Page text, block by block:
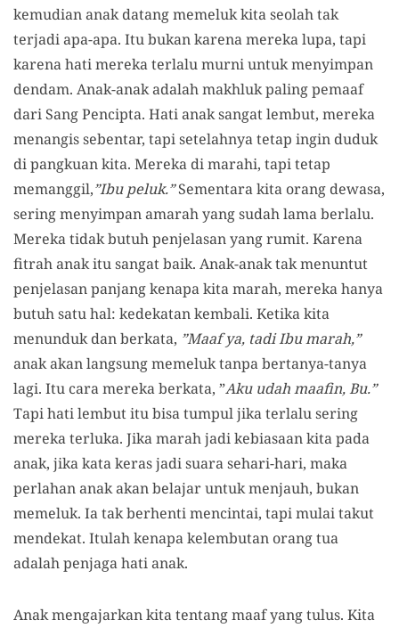
kemudian anak datang memeluk kita seolah tak
terjadi apa-apa. Itu bukan karena mereka lupa, tapi
karena hati mereka terlalu murni untuk menyimpan
dendam. Anak-anak adalah makhluk paling pemaaf
dari Sang Pencipta. Hati anak sangat lembut, mereka
menangis sebentar, tapi setelahnya tetap ingin duduk
di pangkuan kita. Mereka di marahi, tapi tetap
memanggil,”Ibu peluk.”Sementara kita orang dewasa,
sering menyimpan amarah yang sudah lama berlalu.
Mereka tidak butuh penjelasan yang rumit. Karena
fitrah anak itu sangat baik. Anak-anak tak menuntut
penjelasan panjang kenapa kita marah, mereka hanya
butuh satu hal: kedekatan kembali. Ketika kita
menunduk dan berkata, ”Maaf ya, tadi Ibu marah,”
anak akan langsung memeluk tanpa bertanya-tanya
lagi. Itu cara mereka berkata, ”Aku udah maafin, Bu.”
Tapi hati lembut itu bisa tumpul jika terlalu sering
mereka terluka. Jika marah jadi kebiasaan kita pada
anak, jika kata keras jadi suara sehari-hari, maka
perlahan anak akan belajar untuk menjauh, bukan
memeluk. Ia tak berhenti mencintai, tapi mulai takut
mendekat. Itulah kenapa kelembutan orang tua
adalah penjaga hati anak.
Anak mengajarkan kita tentang maaf yang tulus. Kita